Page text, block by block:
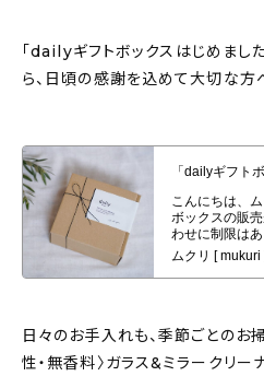
「dailyギフトボックスはじめまし
ら、日頃の感謝を込めて大切な方
「dailyギフトボックスはじめました」お
謝を込めて大切な方へお届け
日々のお手入れも、季節ごとのお
性・無香料〉ガラス&ミラークリー